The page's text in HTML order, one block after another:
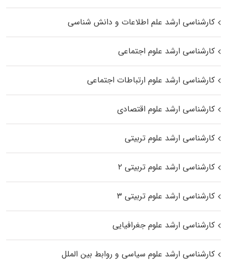
کارشناسی ارشد علم اطلاعات و دانش شناسی
کارشناسی ارشد علوم اجتماعی
کارشناسی ارشد علوم ارتباطات اجتماعی
کارشناسی ارشد علوم اقتصادی
کارشناسی ارشد علوم تربیتی
کارشناسی ارشد علوم تربیتی ۲
کارشناسی ارشد علوم تربیتی ۳
کارشناسی ارشد علوم جغرافیایی
کارشناسی ارشد علوم سیاسی و روابط بین الملل